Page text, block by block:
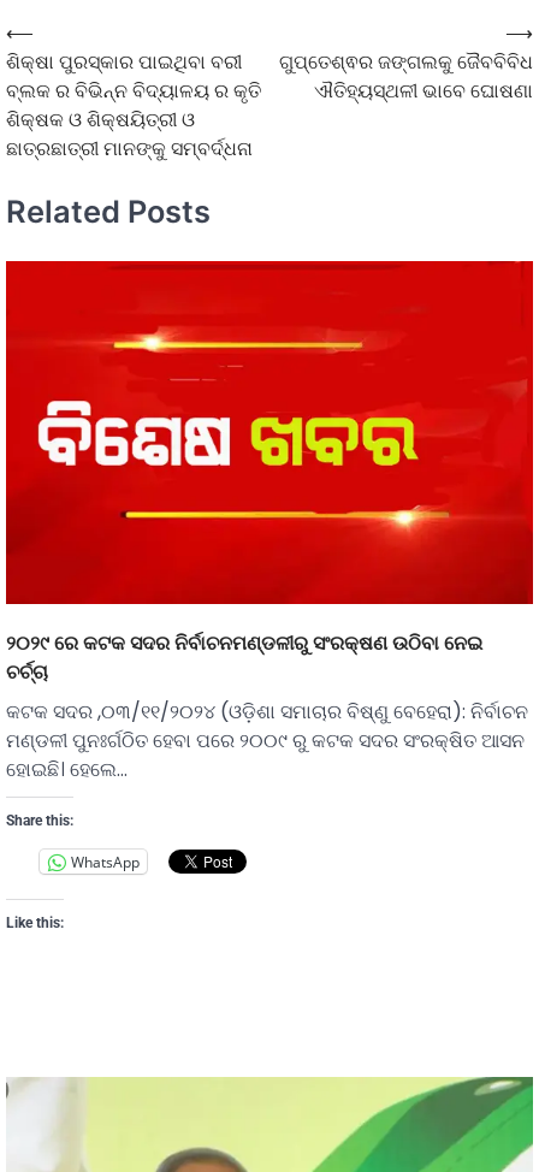
⟵
ଶିକ୍ଷା ପୁରସ୍କାର ପାଇଥିବା ବରୀ
ବ୍ଲକ ର ବିଭିନ୍ନ ବିଦ୍ୟାଳୟ ର କୃତି
ଶିକ୍ଷକ ଓ ଶିକ୍ଷୟିତ୍ରୀ ଓ
ଛାତ୍ରଛାତ୍ରୀ ମାନଙ୍କୁ ସମ୍ବର୍ଦ୍ଧନା
ଗୁପ୍ତେଶ୍ଵର ଜଙ୍ଗଲକୁ ଜୈବବିବିଧ
ଐତିହ୍ୟସ୍ଥଳୀ ଭାବେ ଘୋଷଣା
⟶
Related Posts
୨୦୨୯ ରେ କଟକ ସଦର ନିର୍ବାଚନମଣ୍ଡଳୀରୁ ସଂରକ୍ଷଣ ଉଠିବା ନେଇ
ଚର୍ଚ୍ଚା
କଟକ ସଦର ,୦୩/୧୧/୨୦୨୪ (ଓଡ଼ିଶା ସମାଚାର ବିଷ୍ଣୁ ବେହେରା): ନିର୍ବାଚନ
ମଣ୍ଡଳୀ ପୁନଃର୍ଗଠିତ ହେବା ପରେ ୨୦୦୯ ରୁ କଟକ ସଦର ସଂରକ୍ଷିତ ଆସନ
ହୋଇଛି। ହେଲେ…
Share this:
WhatsApp
Like this: